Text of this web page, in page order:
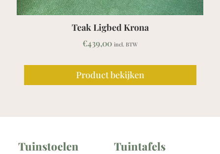
Teak Tuinset Tafel RH 150/
Product bekijken
Tuinstoelen Tuintafels